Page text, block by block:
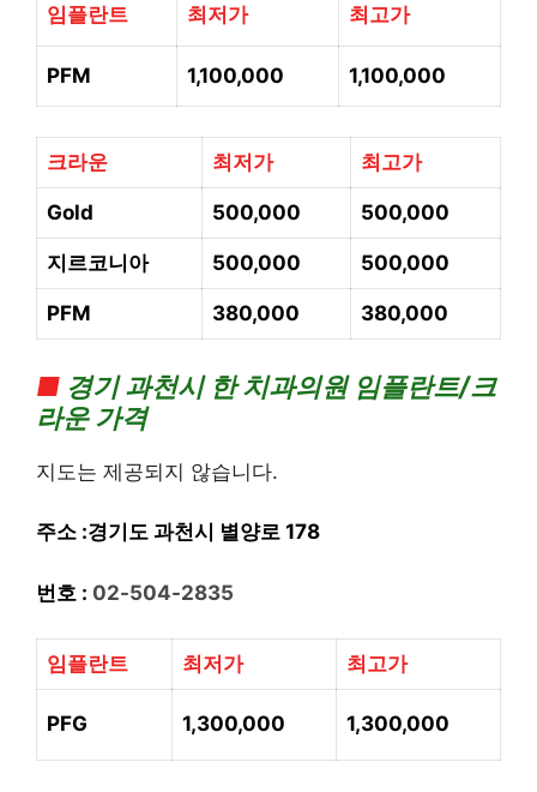
임플란트 최저가 최고가
PFM 1,100,000 1,100,000
크라운 최저가 최고가
Gold 500,000 500,000
지르코니아 500,000 500,000
PFM 380,000 380,000
■ 경기 과천시 한 치과의원 임플란트/크
라운 가격
지도는 제공되지 않습니다.
주소 :경기도 과천시 별양로 178
번호 : 02-504-2835
임플란트 최저가 최고가
PFG 1,300,000 1,300,000